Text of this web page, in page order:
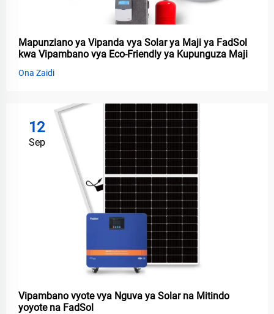
Mapunziano ya Vipanda vya Solar ya Maji ya FadSol
kwa Vipambano vya Eco-Friendly ya Kupunguza Maji
Ona Zaidi
12
Sep
Vipambano vyote vya Nguva ya Solar na Mitindo
yoyote na FadSol